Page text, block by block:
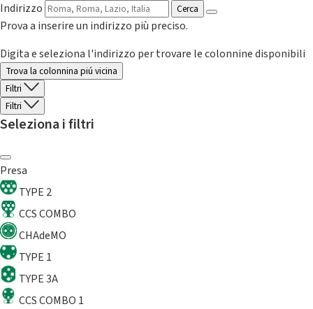
Indirizzo
Cerca
Prova a inserire un indirizzo più preciso.
Digita e seleziona l'indirizzo per trovare le colonnine disponibili
Trova la colonnina piú vicina
Filtri
Filtri
Seleziona i filtri
Presa
TYPE 2
CCS COMBO
CHAdeMO
TYPE 1
TYPE 3A
CCS COMBO 1